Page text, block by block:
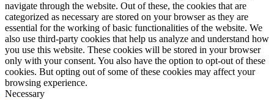
navigate through the website. Out of these, the cookies that are
categorized as necessary are stored on your browser as they are
essential for the working of basic functionalities of the website. We
also use third-party cookies that help us analyze and understand how
you use this website. These cookies will be stored in your browser
only with your consent. You also have the option to opt-out of these
cookies. But opting out of some of these cookies may affect your
browsing experience.
Necessary